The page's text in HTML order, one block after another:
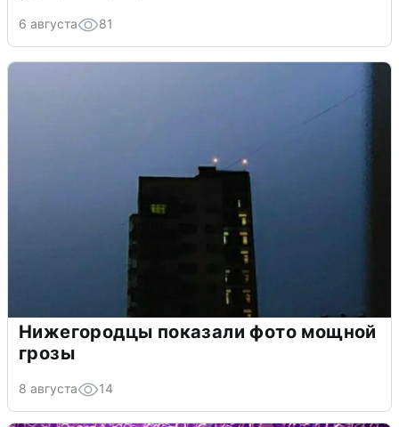
6 августа 81
Нижегородцы показали фото мощной
грозы
8 августа 14